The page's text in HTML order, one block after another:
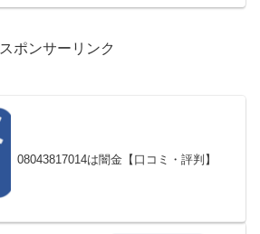
スポンサーリンク
08043817014は闇金【口コミ・評判】